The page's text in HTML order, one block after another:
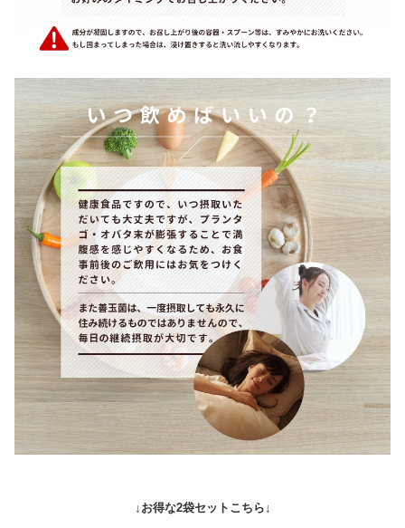
↓お得な2袋セットこちら↓